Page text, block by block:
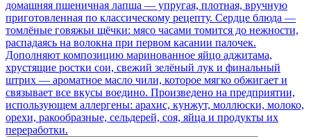
домашняя пшеничная лапша — упругая, плотная, вручную
приготовленная по классическому рецепту. Сердце блюда —
томлёные говяжьи щёчки: мясо часами томится до нежности,
распадаясь на волокна при первом касании палочек.
Дополняют композицию маринованное яйцо аджитама,
хрустящие ростки сои, свежий зелёный лук и финальный
штрих — ароматное масло чили, которое мягко обжигает и
связывает все вкусы воедино. Произведено на предприятии,
использующем аллергены: арахис, кунжут, моллюски, молоко,
орехи, ракообразные, сельдерей, соя, яйца и продукты их
переработки.